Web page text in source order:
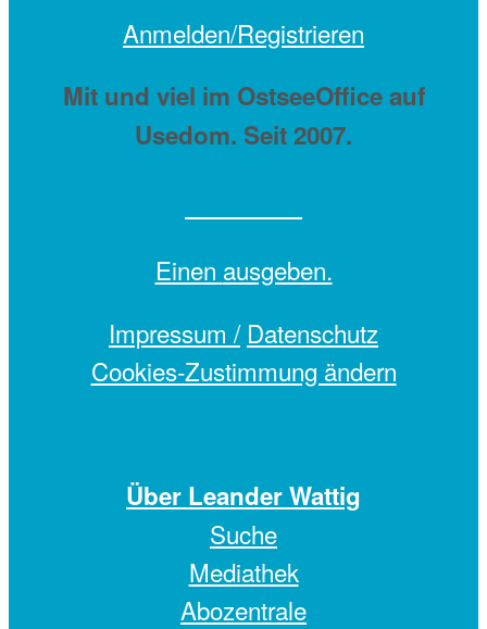
Anmelden/Registrieren
Mit und viel im OstseeOffice auf
Usedom. Seit 2007.
Einen ausgeben.
Impressum / Datenschutz
Cookies-Zustimmung ändern
Über Leander Wattig
Suche
Mediathek
Abozentrale